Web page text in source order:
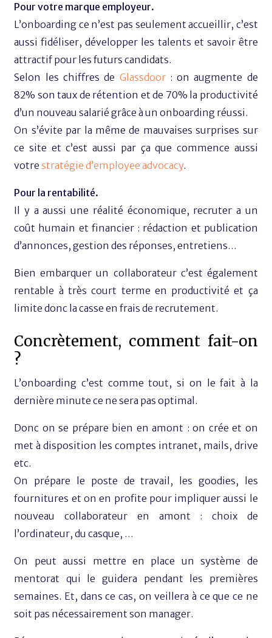
Pour votre marque employeur.
L’onboarding ce n’est pas seulement accueillir, c’est
aussi fidéliser, développer les talents et savoir être
attractif pour les futurs candidats.
Selon les chiffres de Glassdoor: on augmente de
82% son taux de rétention et de 70% la productivité
d’un nouveau salarié grâce à un onboarding réussi.
On s’évite par la même de mauvaises surprises sur
ce site et c’est aussi par ça que commence aussi
votrestratégie d’employee advocacy.
Pour la rentabilité.
Il y a aussi une réalité économique, recruter a un
coût humain et financier : rédaction et publication
d’annonces, gestion des réponses, entretiens…
Bien embarquer un collaborateur c’est également
rentable à très court terme en productivité et ça
limite donc la casse en frais de recrutement.
Concrètement, comment fait-on
?
L’onboarding c’est comme tout, si on le fait à la
dernière minute ce ne sera pas optimal.
Donc on se prépare bien en amont : on crée et on
met à disposition les comptes intranet, mails, drive
etc.
On prépare le poste de travail, les goodies, les
fournitures et on en profite pour impliquer aussi le
nouveau collaborateur en amont : choix de
l’ordinateur, du casque, …
On peut aussi mettre en place un système de
mentorat qui le guidera pendant les premières
semaines. Et, dans ce cas, on veillera à ce que ce ne
soit pas nécessairement son manager.